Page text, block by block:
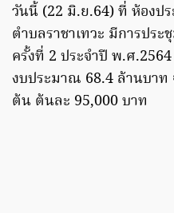
วันนี้ (22 มิ.ย.64) ที่ ห้องป
ตำบลราชาเทวะ มีการป
ครั้งที่ 2 ประจำปี พ.ศ
งบประมาณ 68.4 ล้านบาท
ต้น ต้นละ 95,000 บาท